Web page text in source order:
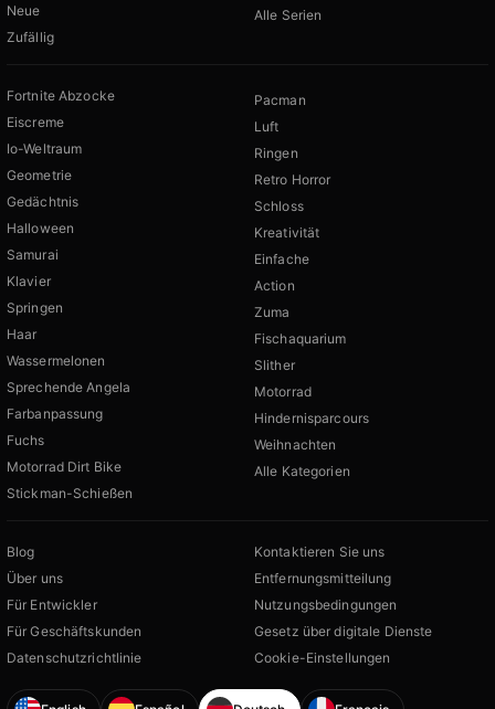
Neue
Zufällig
Alle Serien
Fortnite Abzocke
Eiscreme
Io-Weltraum
Geometrie
Gedächtnis
Halloween
Samurai
Klavier
Springen
Haar
Wassermelonen
Sprechende Angela
Farbanpassung
Fuchs
Motorrad Dirt Bike
Stickman-Schießen
Pacman
Luft
Ringen
Retro Horror
Schloss
Kreativität
Einfache
Action
Zuma
Fischaquarium
Slither
Motorrad
Hindernisparcours
Weihnachten
Alle Kategorien
Blog
Über uns
Für Entwickler
Für Geschäftskunden
Datenschutzrichtlinie
Kontaktieren Sie uns
Entfernungsmitteilung
Nutzungsbedingungen
Gesetz über digitale Dienste
Cookie-Einstellungen